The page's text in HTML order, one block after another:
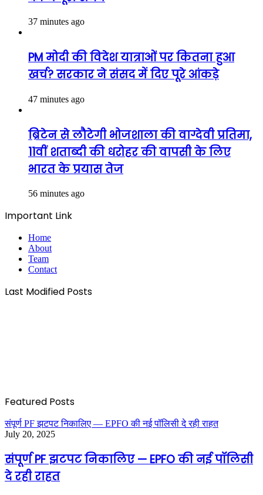
37 minutes ago
PM मोदी की विदेश यात्राओं पर कितना हुआ
खर्च? सरकार ने संसद में दिए पूरे आंकड़े
47 minutes ago
ब्रिटेन से लौटेगी भोजशाला की वाग्देवी प्रतिमा,
11वीं शताब्दी की धरोहर की वापसी के लिए
भारत के प्रयास तेज
56 minutes ago
Important Link
Home
About
Team
Contact
Last Modified Posts
Featured Posts
संपूर्ण PF झटपट निकालिए — EPFO की नई पॉलिसी दे रही राहत
July 20, 2025
संपूर्ण PF झटपट निकालिए — EPFO की नई पॉलिसी
दे रही राहत